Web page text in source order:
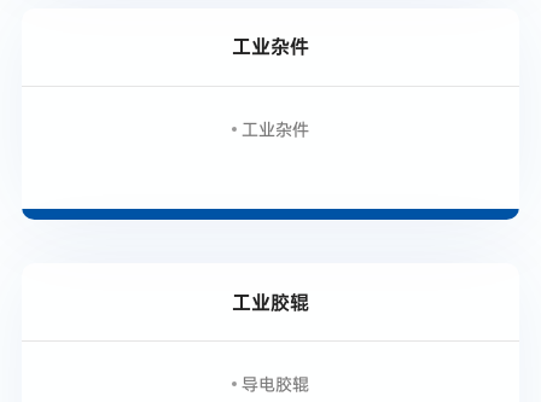
工业杂件
工业杂件
工业胶辊
导电胶辊